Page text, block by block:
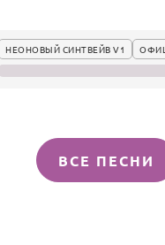
НЕОНОВЫЙ СИНТВЕЙВ V1
ВСЕ ПЕСНИ